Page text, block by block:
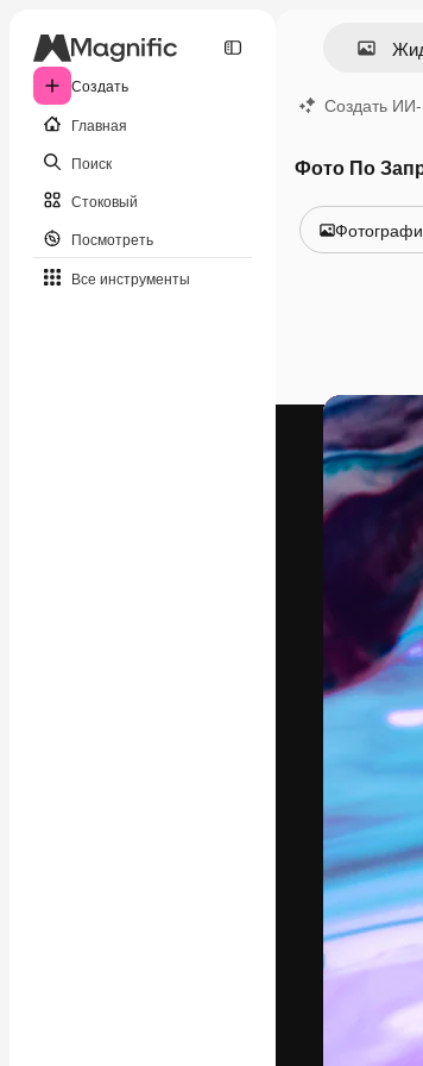
Создать
Главная
Поиск
Стоковый
Посмотреть
Все инструменты
Создать
Фото По
Видео
Видеоролик
Моушн-дизайн
Иконки
3D-модели
Шрифты